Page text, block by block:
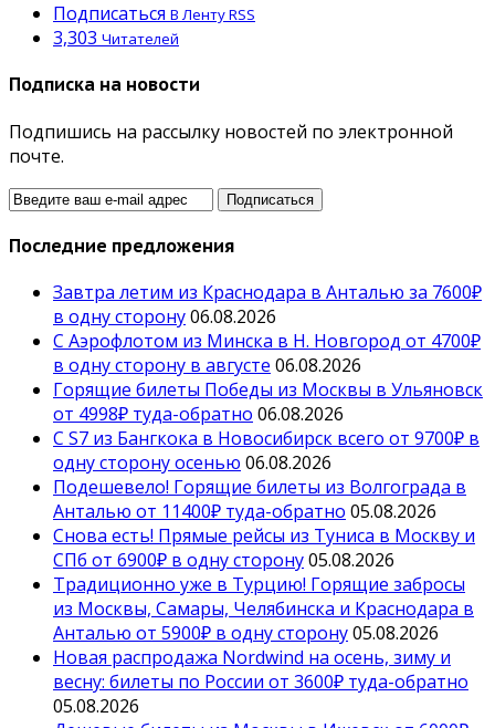
Подписаться В Ленту RSS
3,303 Читателей
Подписка на новости
Подпишись на рассылку новостей по электронной
почте.
Последние предложения
Завтра летим из Краснодара в Анталью за 7600₽
в одну сторону06.08.2026
С Аэрофлотом из Минска в Н. Новгород от 4700₽
в одну сторону в августе 06.08.2026
Горящие билеты Победы из Москвы в Ульяновск
от 4998₽ туда-обратно 06.08.2026
С S7 из Бангкока в Новосибирск всего от 9700₽ в
одну сторону осенью 06.08.2026
Подешевело! Горящие билеты из Волгограда в
Анталью от 11400₽ туда-обратно 05.08.2026
Снова есть! Прямые рейсы из Туниса в Москву и
СПб от 6900₽ в одну сторону05.08.2026
Традиционно уже в Турцию! Горящие забросы
из Москвы, Самары, Челябинска и Краснодара в
Анталью от 5900₽ в одну сторону05.08.2026
Новая распродажа Nordwind на осень, зиму и
весну: билеты по России от 3600₽ туда-обратно
05.08.2026